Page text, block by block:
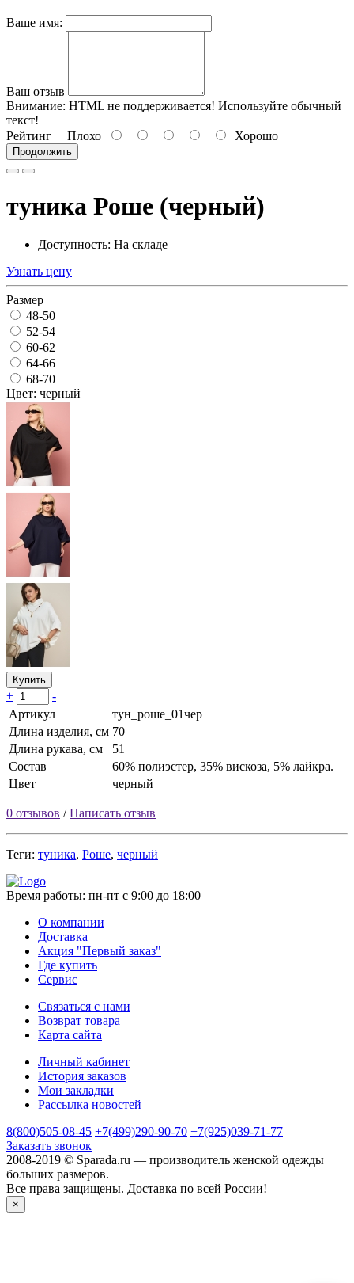
Ваше имя:
Ваш отзыв
Внимание: HTML не поддерживается! Используйте обычный
текст!
Рейтинг Плохо Хорошо
Продолжить
туника Роше (черный)
Доступность: На складе
Узнать цену
Размер
48-50
52-54
60-62
64-66
68-70
Цвет: черный
Купить
+
-
Артикул
тун_роше_01чер
Длина изделия, см 70
Длина рукава, см
51
Состав
60% полиэстер, 35% вискоза, 5% лайкра.
Цвет
черный
0 отзывов /Написать отзыв
Теги: туника, Роше, черный
Время работы: пн-пт с 9:00 до 18:00
О компании
Доставка
Акция "Первый заказ"
Где купить
Сервис
Связаться с нами
Возврат товара
Карта сайта
Личный кабинет
История заказов
Мои закладки
Рассылка новостей
8(800)505-08-45 +7(499)290-90-70 +7(925)039-71-77
Заказать звонок
2008-2019 © Sparada.ru — производитель женской одежды
больших размеров.
Все права защищены. Доставка по всей России!
×